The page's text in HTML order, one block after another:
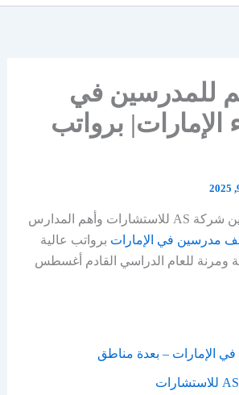
للمدرسين في
الإمارات| برواتب
بالتعاون المشترك بين شركة AS للاستشارات وأهم المدارس
مدرسين في الإمارات برواتب عالية
ومرنة للعام الدراسي القادم أغسطس
الإمارات – بعدة مناطق